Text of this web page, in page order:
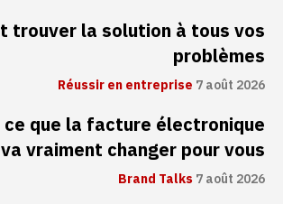
trouver la solution à tous vos
problèmes
Réussir en entreprise 7 août 2026
que la facture électronique
va vraiment changer pour vous
Brand Talks7 août 2026